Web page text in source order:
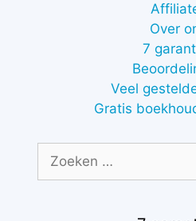
Over
7
Veel
Gratis
Zoek